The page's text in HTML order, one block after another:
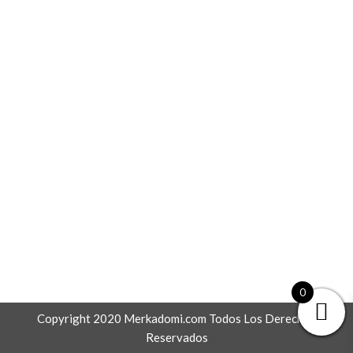
Copyright 2020 Merkadomi.com Todos Los Derechos
Reservados
0